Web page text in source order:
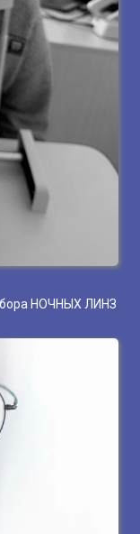
НОЧНЫХ ЛИНЗ